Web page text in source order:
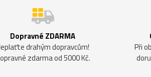
Dopravné ZDARMA
drahým dopravcům!
zdarma od 5000 Kč.
Při